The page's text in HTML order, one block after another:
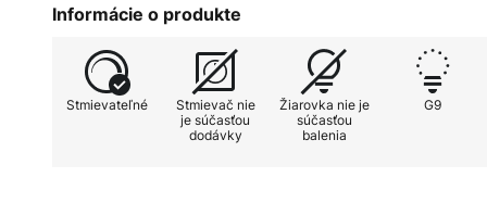
Informácie o produkte
Stmievateľné
Stmievač nie
je súčasťou
dodávky
Žiarovka nie je
súčasťou
balenia
G9